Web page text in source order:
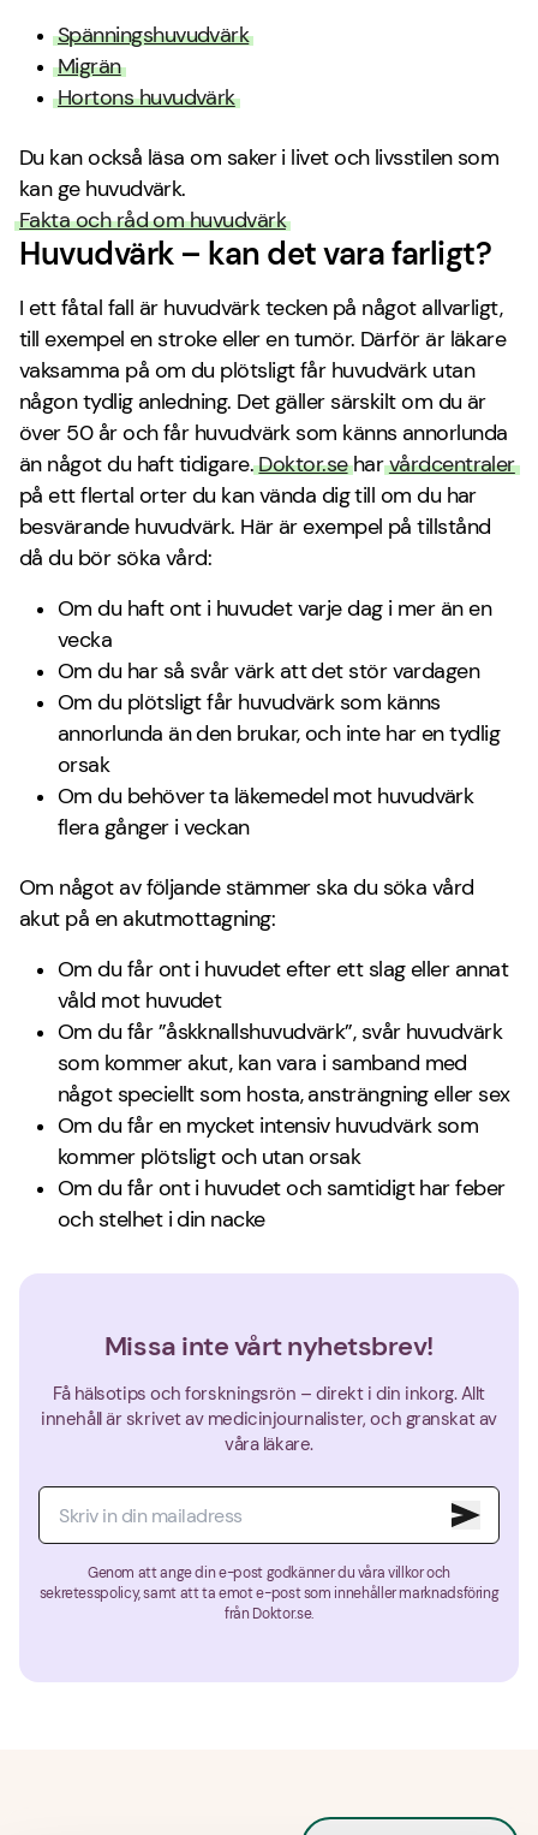
Spänningshuvudvärk
Migrän
Hortons huvudvärk
Du kan också läsa om saker i livet och livsstilen som
kan ge huvudvärk.
Fakta och råd om huvudvärk
Huvudvärk – kan det vara farligt?
I ett fåtal fall är huvudvärk tecken på något allvarligt,
till exempel en stroke eller en tumör. Därför är läkare
vaksamma på om du plötsligt får huvudvärk utan
någon tydlig anledning. Det gäller särskilt om du är
över 50 år och får huvudvärk som känns annorlunda
än något du haft tidigare.Doktor.seharvårdcentraler
på ett flertal orter du kan vända dig till om du har
besvärande huvudvärk. Här är exempel på tillstånd
då du bör söka vård:
Om du haft ont i huvudet varje dag i mer än en
vecka
Om du har så svår värk att det stör vardagen
Om du plötsligt får huvudvärk som känns
annorlunda än den brukar, och inte har en tydlig
orsak
Om du behöver ta läkemedel mot huvudvärk
flera gånger i veckan
Om något av följande stämmer ska du söka vård
akut på en akutmottagning:
Om du får ont i huvudet efter ett slag eller annat
våld mot huvudet
Om du får ”åskknallshuvudvärk”, svår huvudvärk
som kommer akut, kan vara i samband med
något speciellt som hosta, ansträngning eller sex
Om du får en mycket intensiv huvudvärk som
kommer plötsligt och utan orsak
Om du får ont i huvudet och samtidigt har feber
och stelhet i din nacke
Missa inte vårt nyhetsbrev!
Få hälsotips och forskningsrön – direkt i din inkorg. Allt
innehåll är skrivet av medicinjournalister, och granskat av
våra läkare.
Genom att ange din e-post godkänner du våra villkor och
sekretesspolicy, samt att ta emot e-post som innehåller marknadsföring
från Doktor.se.